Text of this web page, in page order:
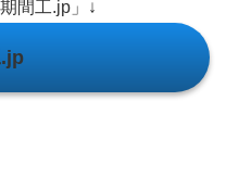
間工.jp」↓